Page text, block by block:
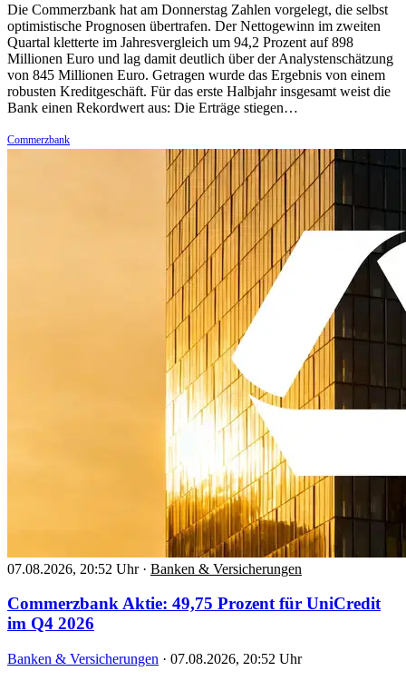
Die Commerzbank hat am Donnerstag Zahlen vorgelegt, die selbst
optimistische Prognosen übertrafen. Der Nettogewinn im zweiten
Quartal kletterte im Jahresvergleich um 94,2 Prozent auf 898
Millionen Euro und lag damit deutlich über der Analystenschätzung
von 845 Millionen Euro. Getragen wurde das Ergebnis von einem
robusten Kreditgeschäft. Für das erste Halbjahr insgesamt weist die
Bank einen Rekordwert aus: Die Erträge stiegen…
Commerzbank
07.08.2026, 20:52 Uhr · Banken & Versicherungen
Commerzbank Aktie: 49,75 Prozent für UniCredit
im Q4 2026
Banken & Versicherungen · 07.08.2026, 20:52 Uhr